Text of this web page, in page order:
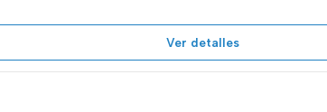
Ver detalles